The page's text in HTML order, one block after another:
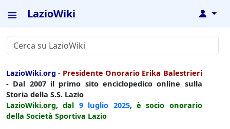
LazioWiki ↓
LazioWiki.org - Presidente Onorario Erika Balestrieri
- Dal 2007 il primo sito enciclopedico online sulla
Storia della S.S. Lazio
LazioWiki.org, dal 9 luglio 2025, è socio onorario
della Società Sportiva Lazio